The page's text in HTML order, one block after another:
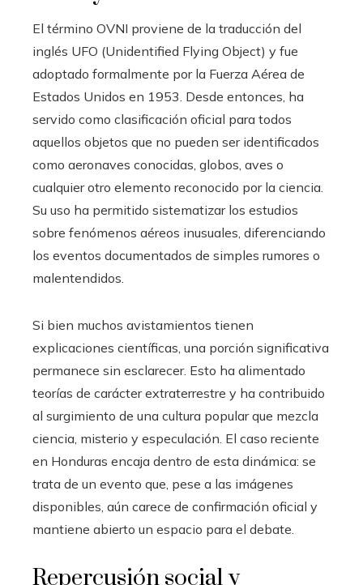
El término OVNI proviene de la traducción del
inglés UFO (Unidentified Flying Object) y fue
adoptado formalmente por la Fuerza Aérea de
Estados Unidos en 1953. Desde entonces, ha
servido como clasificación oficial para todos
aquellos objetos que no pueden ser identificados
como aeronaves conocidas, globos, aves o
cualquier otro elemento reconocido por la ciencia.
Su uso ha permitido sistematizar los estudios
sobre fenómenos aéreos inusuales, diferenciando
los eventos documentados de simples rumores o
malentendidos.
Si bien muchos avistamientos tienen
explicaciones científicas, una porción significativa
permanece sin esclarecer. Esto ha alimentado
teorías de carácter extraterrestre y ha contribuido
al surgimiento de una cultura popular que mezcla
ciencia, misterio y especulación. El caso reciente
en Honduras encaja dentro de esta dinámica: se
trata de un evento que, pese a las imágenes
disponibles, aún carece de confirmación oficial y
mantiene abierto un espacio para el debate.
Repercusión social y